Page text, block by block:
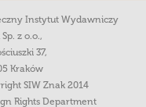
Instytut Wydawniczy
z o.o.,
37,
Kraków
SIW Znak 2014
Rights Department